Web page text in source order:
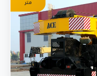
متر